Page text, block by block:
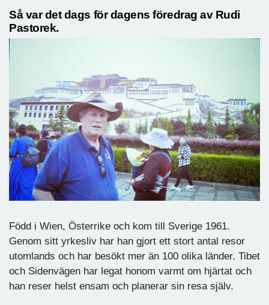
Så var det dags för dagens föredrag av Rudi
Pastorek.
Född i Wien, Österrike och kom till Sverige 1961.
Genom sitt yrkesliv har han gjort ett stort antal resor
utomlands och har besökt mer än 100 olika länder. Tibet
och Sidenvägen har legat honom varmt om hjärtat och
han reser helst ensam och planerar sin resa själv.